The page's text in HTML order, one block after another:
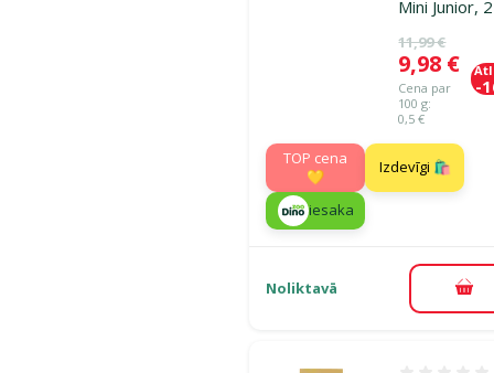
Mini Junior,
Oriģinālā
11,99 €
Cena
9,98 €
Cena par
100 g:
0,5 €
-
TOP cena
💛
Izdevīgi 🛍️
iesaka
Noliktavā